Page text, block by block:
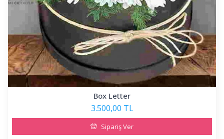
Box Letter
3.500,00 TL
Sipariş Ver